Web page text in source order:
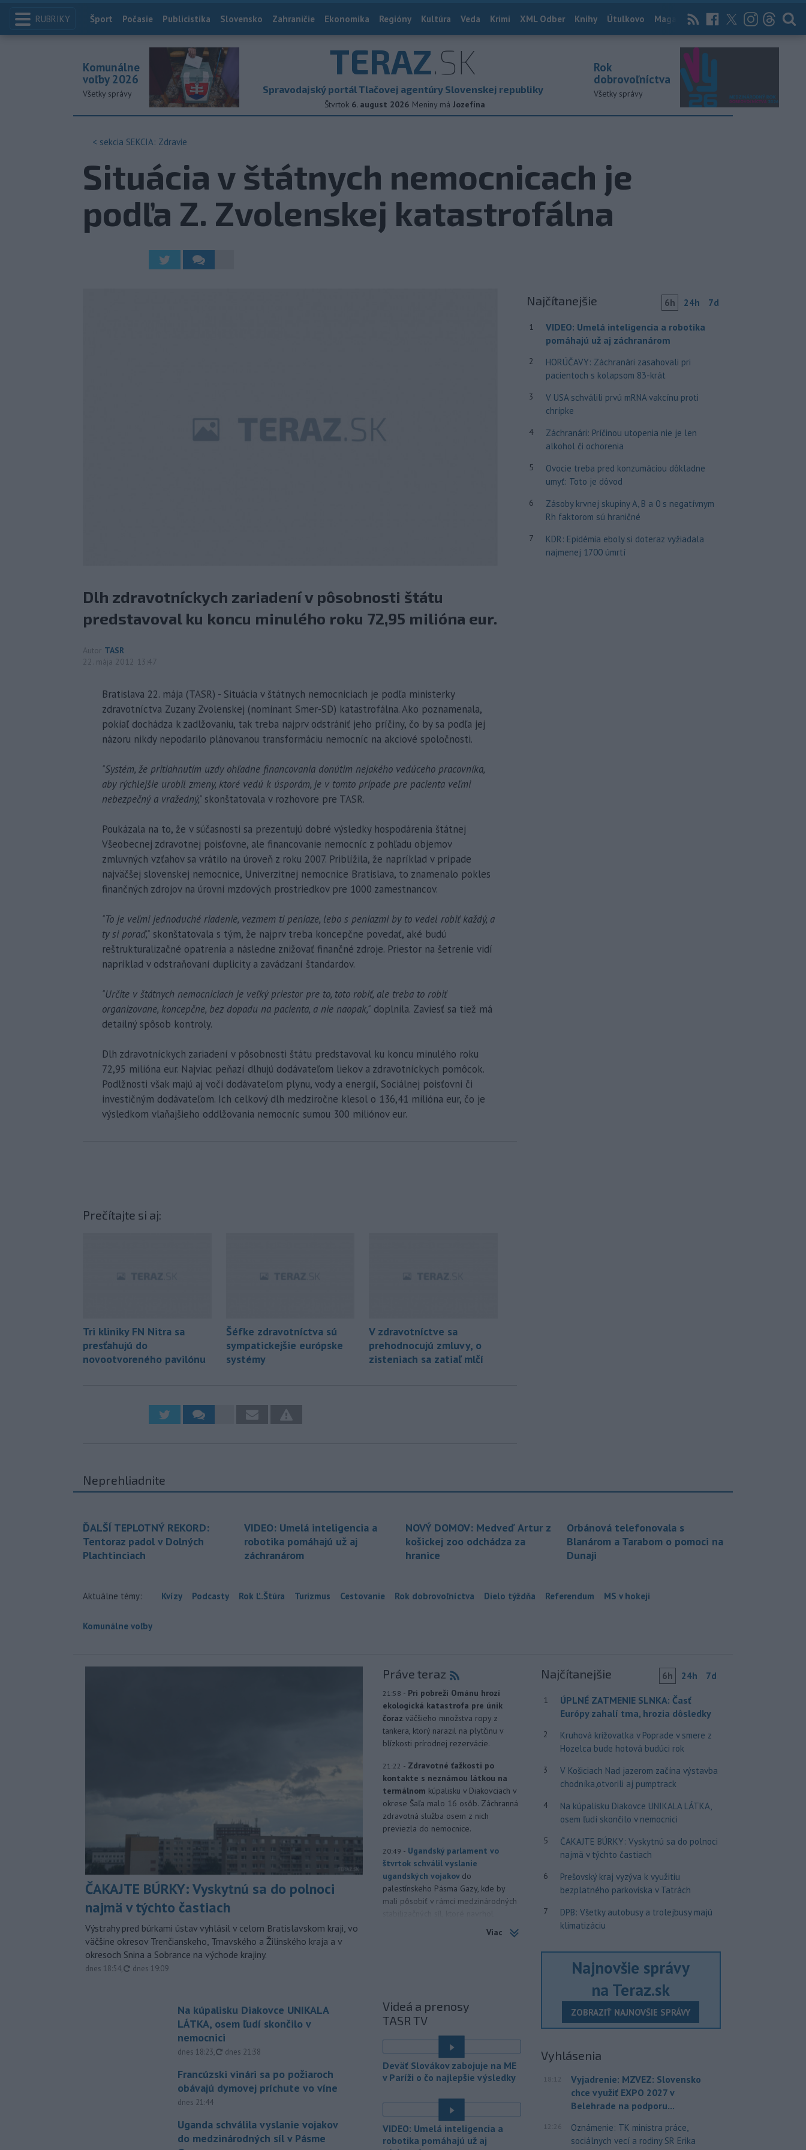
RUBRIKY Index
Šport Počasie Publicistika Slovensko Zahraničie Ekonomika Regióny Kultúra Veda Krimi XML Odber Knihy Útulkovo Magazín News Now Archív
TERAZ.SK
Spravodajský portál Tlačovej agentúry Slovenskej republiky
Štvrtok 6. august 2026 Meniny má Jozefína
Komunálne
voľby 2026
Všetky správy
Rok
dobrovoľníctva
Všetky správy
< sekcia SEKCIA: Zdravie
Situácia v štátnych nemocnicach je
podľa Z. Zvolenskej katastrofálna
Dlh zdravotníckych zariadení v pôsobnosti štátu
predstavoval ku koncu minulého roku 72,95 milióna eur.
Autor TASR
22. mája 2012 13:47
Bratislava 22. mája (TASR) - Situácia v štátnych nemocniciach je podľa ministerky
zdravotníctva Zuzany Zvolenskej (nominant Smer-SD) katastrofálna. Ako poznamenala,
pokiaľ dochádza k zadlžovaniu, tak treba najprv odstrániť jeho príčiny, čo by sa podľa jej
názoru nikdy nepodarilo plánovanou transformáciu nemocníc na akciové spoločnosti.
"Systém, že pritiahnutím uzdy ohľadne financovania donútim nejakého vedúceho pracovníka,
aby rýchlejšie urobil zmeny, ktoré vedú k úsporám, je v tomto prípade pre pacienta veľmi
nebezpečný a vražedný," skonštatovala v rozhovore pre TASR.
Poukázala na to, že v súčasnosti sa prezentujú dobré výsledky hospodárenia štátnej
Všeobecnej zdravotnej poisťovne, ale financovanie nemocníc z pohľadu objemov
zmluvných vzťahov sa vrátilo na úroveň z roku 2007. Priblížila, že napríklad v prípade
najväčšej slovenskej nemocnice, Univerzitnej nemocnice Bratislava, to znamenalo pokles
finančných zdrojov na úrovni mzdových prostriedkov pre 1000 zamestnancov.
"To je veľmi jednoduché riadenie, vezmem ti peniaze, lebo s peniazmi by to vedel robiť každý, a
ty si poraď," skonštatovala s tým, že najprv treba koncepčne povedať, aké budú
reštrukturalizačné opatrenia a následne znižovať finančné zdroje. Priestor na šetrenie vidí
napríklad v odstraňovaní duplicity a zavádzaní štandardov.
"Určite v štátnych nemocniciach je veľký priestor pre to, toto robiť, ale treba to robiť
organizovane, koncepčne, bez dopadu na pacienta, a nie naopak," doplnila. Zaviesť sa tiež má
detailný spôsob kontroly.
Dlh zdravotníckych zariadení v pôsobnosti štátu predstavoval ku koncu minulého roku
72,95 milióna eur. Najviac peňazí dlhujú dodávateľom liekov a zdravotníckych pomôcok.
Podlžnosti však majú aj voči dodávateľom plynu, vody a energií, Sociálnej poisťovni či
investičným dodávateľom. Ich celkový dlh medziročne klesol o 136,41 milióna eur, čo je
výsledkom vlaňajšieho oddlžovania nemocníc sumou 300 miliónov eur.
Prečítajte si aj:
Tri kliniky FN Nitra sa
presťahujú do
novootvoreného pavilónu
Šéfke zdravotníctva sú
sympatickejšie európske
systémy
V zdravotníctve sa
prehodnocujú zmluvy, o
zisteniach sa zatiaľ mlčí
Najčítanejšie 6h 24h 7d
1
VIDEO: Umelá inteligencia a robotika
pomáhajú už aj záchranárom
2
HORÚČAVY: Záchranári zasahovali pri
pacientoch s kolapsom 83-krát
3
V USA schválili prvú mRNA vakcínu proti
chrípke
4
Záchranári: Príčinou utopenia nie je len
alkohol či ochorenia
5
Ovocie treba pred konzumáciou dôkladne
umyť: Toto je dôvod
6
Zásoby krvnej skupiny A, B a 0 s negatívnym
Rh faktorom sú hraničné
7
KDR: Epidémia eboly si doteraz vyžiadala
najmenej 1700 úmrtí
Neprehliadnite
ĎALŠÍ TEPLOTNÝ REKORD:
Tentoraz padol v Dolných
Plachtinciach
VIDEO: Umelá inteligencia a
robotika pomáhajú už aj
záchranárom
NOVÝ DOMOV: Medveď Artur z
košickej zoo odchádza za
hranice
Orbánová telefonovala s
Blanárom a Tarabom o pomoci na
Dunaji
Aktuálne témy: Kvízy Podcasty Rok Ľ.Štúra Turizmus Cestovanie Rok dobrovoľníctva Dielo týždňa Referendum MS v hokeji
Komunálne voľby
ČAKAJTE BÚRKY: Vyskytnú sa do polnoci
najmä v týchto častiach
Výstrahy pred búrkami ústav vyhlásil v celom Bratislavskom kraji, vo
väčšine okresov Trenčianskeho, Trnavského a Žilinského kraja a v
okresoch Snina a Sobrance na východe krajiny.
dnes 18:54, aktualizované
dnes 19:09
Na kúpalisku Diakovce UNIKALA
LÁTKA, osem ľudí skončilo v
nemocnici
dnes 18:23, aktualizované
dnes 21:38
Francúzski vinári sa po požiaroch
obávajú dymovej príchute vo víne
dnes 21:44
Uganda schválila vyslanie vojakov
do medzinárodných síl v Pásme
Práve teraz
21:58 - Pri pobreží Ománu hrozí
ekologická katastrofa pre únik
čoraz väčšieho množstva ropy z
tankera, ktorý narazil na plytčinu v
blízkosti prírodnej rezervácie.
21:22 - Zdravotné ťažkosti po
kontakte s neznámou látkou na
termálnom kúpalisku v Diakovciach v
okrese Šaľa malo 16 osôb. Záchranná
zdravotná služba osem z nich
previezla do nemocnice.
20:49 - Ugandský parlament vo
štvrtok schválil vyslanie
ugandských vojakov do
palestínskeho Pásma Gazy, kde by
mali pôsobiť v rámci medzinárodných
po jeho neúspešnom pláne.
Vo štvrtok do polnoci treba
najmä na západe a severozápade
Slovenska počítať s búrkami.
Slovenský hydrometeorologický ústav
(SHMÚ) vydal výstrahy prvého stupňa.
Platia aj v okresoch Snina a Sobrance.
18:19 - Polícia v súčinnosti s ďalšími
záchrannými zložkami zasahuje
termálnom kúpalisku v Diakovciach.
Viac
Videá a prenosy
TASR TV
Deväť Slovákov zabojuje na ME
v Paríži o čo najlepšie výsledky
VIDEO: Umelá inteligencia a
robotika pomáhajú už aj
Najčítanejšie 6h 24h 7d
1
ÚPLNÉ ZATMENIE SLNKA: Časť
Európy zahalí tma, hrozia dôsledky
2
Kruhová križovatka v Poprade v smere z
Hozelca bude hotová budúci rok
3
V Košiciach Nad jazerom začína výstavba
chodníka,otvorili aj pumptrack
4
Na kúpalisku Diakovce UNIKALA LÁTKA,
osem ľudí skončilo v nemocnici
5
ČAKAJTE BÚRKY: Vyskytnú sa do polnoci
najmä v týchto častiach
6
Prešovský kraj vyzýva k využitiu
bezplatného parkoviska v Tatrách
7
DPB: Všetky autobusy a trolejbusy majú
klimatizáciu
Najnovšie správy
na Teraz.sk
ZOBRAZIŤ NAJNOVŠIE SPRÁVY
Vyhlásenia
18:12
Vyjadrenie: MZVEZ: Slovensko
chce využiť EXPO 2027 v
Belehrade na podporu...
12:26
Oznámenie: TK ministra práce,
sociálnych vecí a rodiny SR Erika